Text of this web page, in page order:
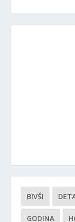
BIVŠI
GODINA